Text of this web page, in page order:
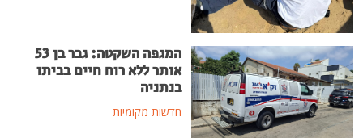
המגפה השקטה: גבר בן 53
אותר ללא רוח חיים בביתו
בנתניה
חדשות מקומיות